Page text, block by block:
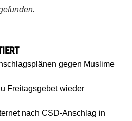
gegen Muslime
Freitagsgebet wieder
nach CSD-Anschlag in